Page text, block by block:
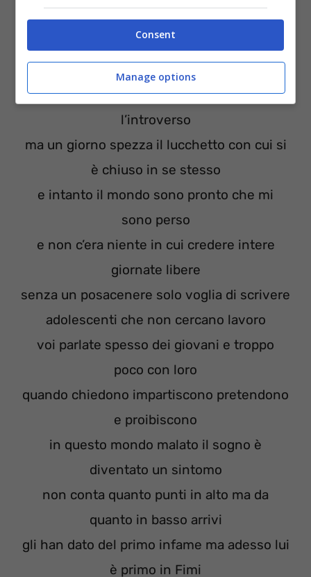
Si cresce, qualcosa cambia ma tutto sembra
diverso
se il mondo fa il finto onesto lui tace e fa
l’introverso
ma un giorno spezza il lucchetto con cui si
è chiuso in se stesso
e intanto il mondo sono pronto che mi
sono perso
e non c’era niente in cui credere intere
giornate libere
senza un posacenere solo voglia di scrivere
adolescenti che non cercano lavoro
voi parlate spesso dei giovani e troppo
poco con loro
quando chiedono impartiscono pretendono
e proibiscono
in questo mondo malato il sogno è
diventato un sintomo
non conta quanto punti in alto ma da
quanto in basso arrivi
gli han dato del primo infame ma adesso lui
è primo in Fimi
Consent
Manage options